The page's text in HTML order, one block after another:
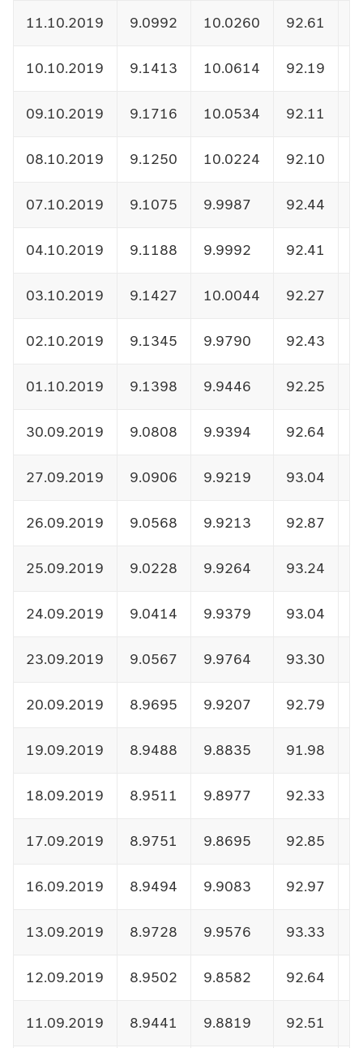
11.10.2019 9.0992 10.0260 92.61
10.10.2019 9.1413 10.0614 92.19
09.10.2019 9.1716 10.0534 92.11
08.10.2019 9.1250 10.0224 92.10
07.10.2019 9.1075 9.9987 92.44
04.10.2019 9.1188 9.9992 92.41
03.10.2019 9.1427 10.0044 92.27
02.10.2019 9.1345 9.9790 92.43
01.10.2019 9.1398 9.9446 92.25
30.09.2019 9.0808 9.9394 92.64
27.09.2019 9.0906 9.9219 93.04
26.09.2019 9.0568 9.9213 92.87
25.09.2019 9.0228 9.9264 93.24
24.09.2019 9.0414 9.9379 93.04
23.09.2019 9.0567 9.9764 93.30
20.09.2019 8.9695 9.9207 92.79
19.09.2019 8.9488 9.8835 91.98
18.09.2019 8.9511 9.8977 92.33
17.09.2019 8.9751 9.8695 92.85
16.09.2019 8.9494 9.9083 92.97
13.09.2019 8.9728 9.9576 93.33
12.09.2019 8.9502 9.8582 92.64
11.09.2019 8.9441 9.8819 92.51